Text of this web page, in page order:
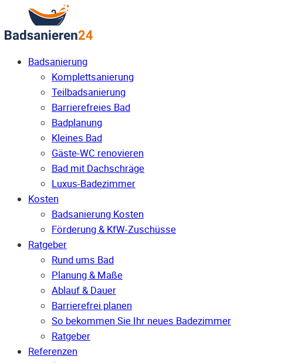
Badsanierung
Komplettsanierung
Teilbadsanierung
Barrierefreies Bad
Badplanung
Kleines Bad
Gäste-WC renovieren
Bad mit Dachschräge
Luxus-Badezimmer
Kosten
Badsanierung Kosten
Förderung & KfW-Zuschüsse
Ratgeber
Rund ums Bad
Planung & Maße
Ablauf & Dauer
Barrierefrei planen
So bekommen Sie Ihr neues Badezimmer
Ratgeber
Referenzen